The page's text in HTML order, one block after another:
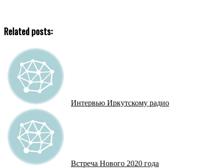
Related posts:
Интервью Иркутскому радио
Встреча Нового 2020 года